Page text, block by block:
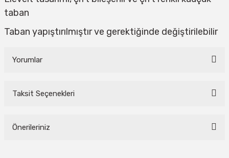
taban
Taban yapıştırılmıştır ve gerektiğinde değiştirilebilir
Yorumlar
Taksit Seçenekleri
Önerileriniz